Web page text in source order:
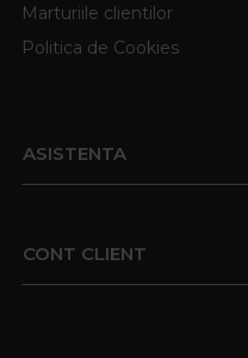
Marturiile clientilor
Politica de Cookies
ASISTENTA
CONT CLIENT